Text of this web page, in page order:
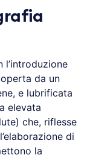
l’introduzione
da un
e lubrificata
elevata
che, riflesse
di
la